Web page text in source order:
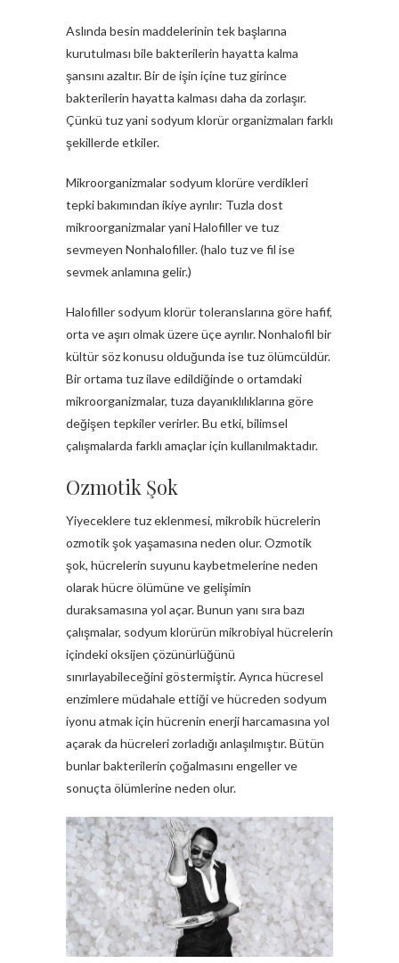
Aslında besin maddelerinin tek başlarına
kurutulması bile bakterilerin hayatta kalma
şansını azaltır. Bir de işin içine tuz girince
bakterilerin hayatta kalması daha da zorlaşır.
Çünkü tuz yani sodyum klorür organizmaları farklı
şekillerde etkiler.
Mikroorganizmalar sodyum klorüre verdikleri
tepki bakımından ikiye ayrılır: Tuzla dost
mikroorganizmalar yani Halofiller ve tuz
sevmeyen Nonhalofiller. (halo tuz ve fil ise
sevmek anlamına gelir.)
Halofiller sodyum klorür toleranslarına göre hafif,
orta ve aşırı olmak üzere üçe ayrılır. Nonhalofil bir
kültür söz konusu olduğunda ise tuz ölümcüldür.
Bir ortama tuz ilave edildiğinde o ortamdaki
mikroorganizmalar, tuza dayanıklılıklarına göre
değişen tepkiler verirler. Bu etki, bilimsel
çalışmalarda farklı amaçlar için kullanılmaktadır.
Ozmotik Şok
Yiyeceklere tuz eklenmesi, mikrobik hücrelerin
ozmotik şok yaşamasına neden olur. Ozmotik
şok, hücrelerin suyunu kaybetmelerine neden
olarak hücre ölümüne ve gelişimin
duraksamasına yol açar. Bunun yanı sıra bazı
çalışmalar, sodyum klorürün mikrobiyal hücrelerin
içindeki oksijen çözünürlüğünü
sınırlayabileceğini göstermiştir. Ayrıca hücresel
enzimlere müdahale ettiği ve hücreden sodyum
iyonu atmak için hücrenin enerji harcamasına yol
açarak da hücreleri zorladığı anlaşılmıştır. Bütün
bunlar bakterilerin çoğalmasını engeller ve
sonuçta ölümlerine neden olur.